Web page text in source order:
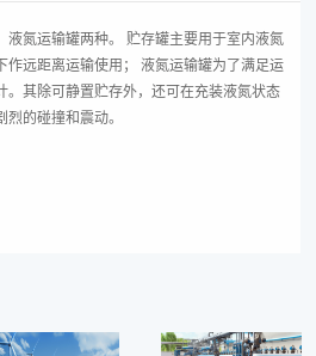
液氮运输罐两种。 贮存罐主要用于室内液氮
作远距离运输使用； 液氮运输罐为了满足运
。其除可静置贮存外，还可在充装液氮状态
烈的碰撞和震动。